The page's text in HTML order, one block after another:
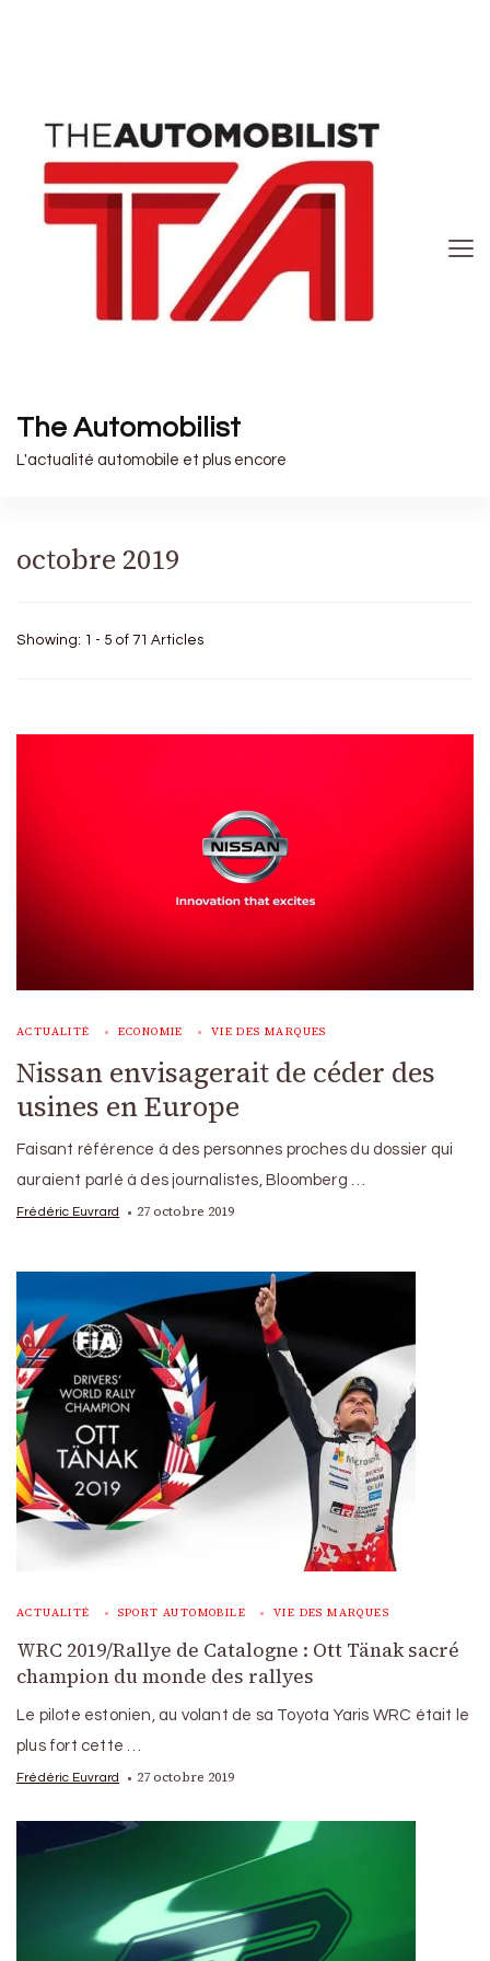
The Automobilist
L'actualité automobile et plus encore
octobre 2019
Showing: 1 - 5 of 71 Articles
ACTUALITÉ ECONOMIE VIE DES MARQUES
Nissan envisagerait de céder des
usines en Europe
Faisant référence à des personnes proches du dossier qui
auraient parlé à des journalistes, Bloomberg …
Frédéric Euvrard 27 octobre 2019
ACTUALITÉ SPORT AUTOMOBILE VIE DES MARQUES
WRC 2019/Rallye de Catalogne : Ott Tänak sacré
champion du monde des rallyes
Le pilote estonien, au volant de sa Toyota Yaris WRC était le
plus fort cette …
Frédéric Euvrard 27 octobre 2019